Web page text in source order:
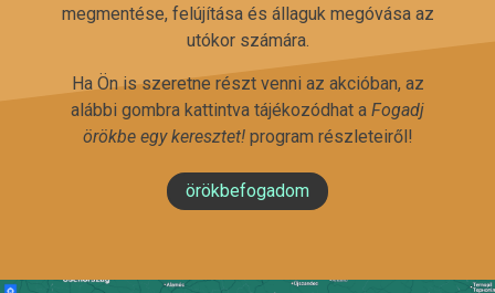
megmentése, felújítása és állaguk megóvása az
utókor számára.
Ha Ön is szeretne részt venni az akcióban, az
alábbi gombra kattintva tájékozódhat a Fogadj
örökbe egy keresztet!program részleteiről!
örökbefogadom